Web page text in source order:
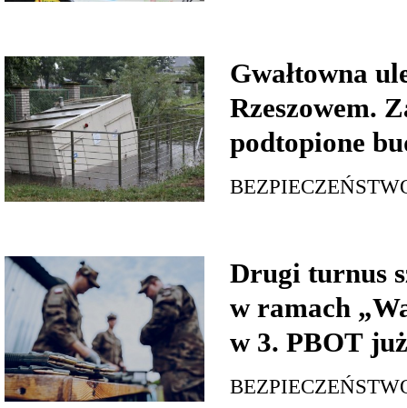
Gwałtowna
Rzeszowem.
podtopione
Drugi turnus
w ramach
w 3. PBOT